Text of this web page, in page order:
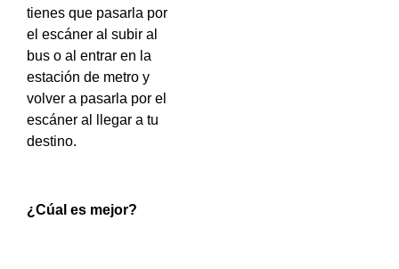
tienes que pasarla por
el escáner al subir al
bus o al entrar en la
estación de metro y
volver a pasarla por el
escáner al llegar a tu
destino.
¿Cúal es mejor?